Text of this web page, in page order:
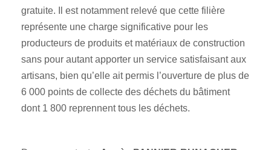
gratuite. Il est notamment relevé que cette filière
représente une charge significative pour les
producteurs de produits et matériaux de construction
sans pour autant apporter un service satisfaisant aux
artisans, bien qu’elle ait permis l’ouverture de plus de
6 000 points de collecte des déchets du bâtiment
dont 1 800 reprennent tous les déchets.